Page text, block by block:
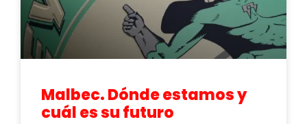
Malbec. Dónde estamos y
cuál es su futuro